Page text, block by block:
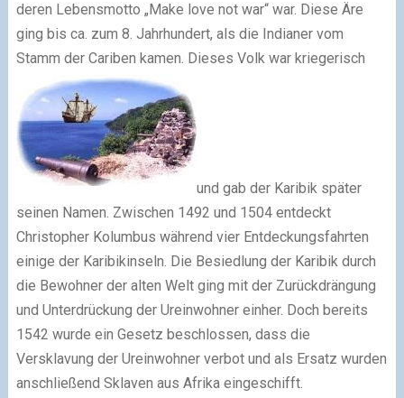
deren Lebensmotto „Make love not war“ war. Diese Äre
ging bis ca. zum 8. Jahrhundert, als die Indianer vom
Stamm der Cariben kamen. Dieses Volk war kriegerisch
und gab der Karibik später
seinen Namen. Zwischen 1492 und 1504 entdeckt
Christopher Kolumbus während vier Entdeckungsfahrten
einige der Karibikinseln. Die Besiedlung der Karibik durch
die Bewohner der alten Welt ging mit der Zurückdrängung
und Unterdrückung der Ureinwohner einher. Doch bereits
1542 wurde ein Gesetz beschlossen, dass die
Versklavung der Ureinwohner verbot und als Ersatz wurden
anschließend Sklaven aus Afrika eingeschifft.